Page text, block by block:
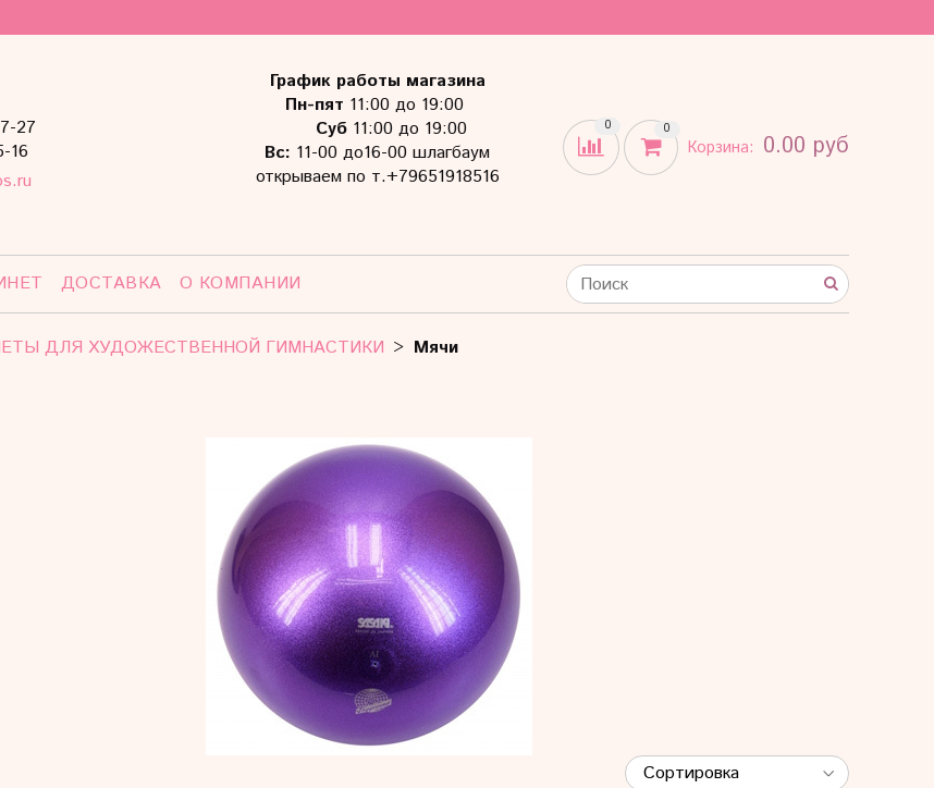
27
16
График работы магазина
Пн-пят 11:00 до 19:00
Суб11:00 до 19:00
Вс: 11-00 до16-00 шлагбаум
открываем по т.+79651918516
0 0
Корзина: 0.00 руб
ДОСТАВКА О КОМПАНИИ
ДЛЯ ХУДОЖЕСТВЕННОЙ ГИМНАСТИКИ Мячи